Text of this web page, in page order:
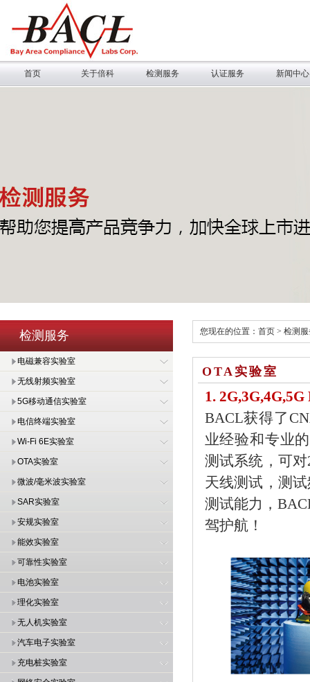
首页 关于倍科 检测服务 认证服务 新闻中心
检测服务
电磁兼容实验室
无线射频实验室
5G移动通信实验室
电信终端实验室
Wi-Fi 6E实验室
OTA实验室
微波/毫米波实验室
SAR实验室
安规实验室
能效实验室
可靠性实验室
电池实验室
理化实验室
无人机实验室
汽车电子实验室
充电桩实验室
您现在的位置： 首页 > 检测
OTA实验室
1.
BACL获得了
业经验和专业
测试系统，可对
天线测试，测
测试能力，
驾护航！